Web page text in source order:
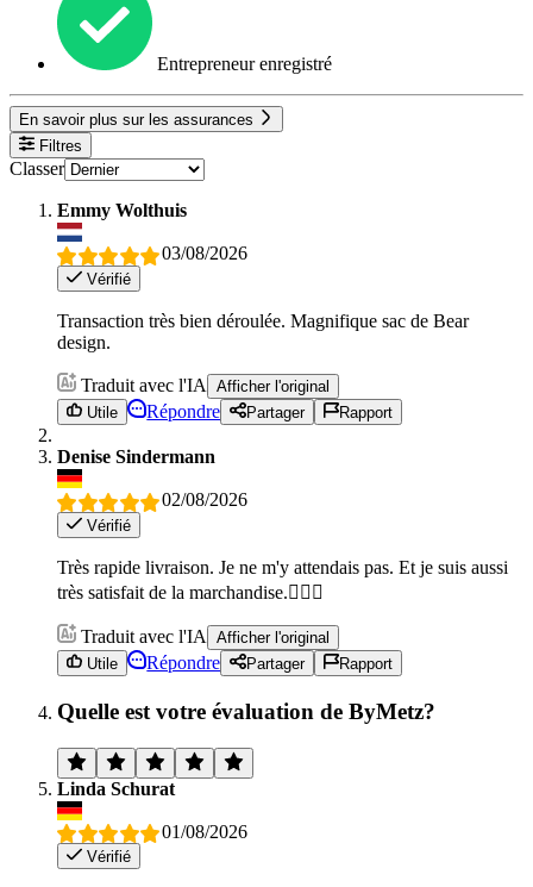
Entrepreneur enregistré
En savoir plus sur les assurances
Filtres
Classer
Emmy Wolthuis
03/08/2026
Vérifié
Transaction très bien déroulée. Magnifique sac de Bear
design.
Traduit avec l'IA
Afficher l'original
Utile
Répondre Partager Rapport
Denise Sindermann
02/08/2026
Vérifié
Très rapide livraison. Je ne m'y attendais pas. Et je suis aussi
très satisfait de la marchandise.👍🏽😊
Traduit avec l'IA
Afficher l'original
Utile
Répondre Partager Rapport
Quelle est votre évaluation de ByMetz?
Linda Schurat
01/08/2026
Vérifié